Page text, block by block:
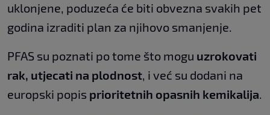
uklonjene, poduzeća će biti obvezna svakih pet
godina izraditi plan za njihovo smanjenje.
PFAS su poznati po tome što mogu uzrokovati
rak, utjecati na plodnost, i već su dodani na
europski popis prioritetnih opasnih kemikalija.